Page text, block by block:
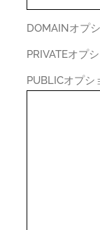
DOMAINオプ
PRIVATEオプ
PUBLICオプシ